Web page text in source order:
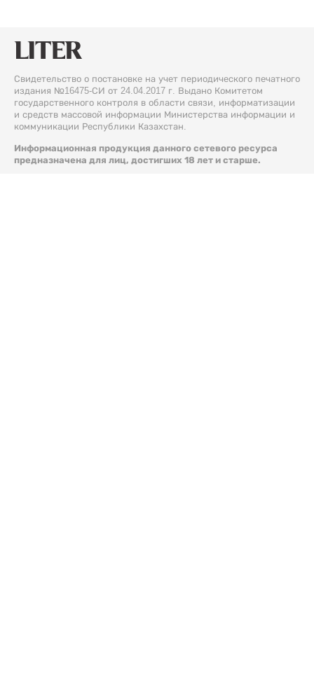
Свидетельство о постановке на учет периодического печатного
издания №16475-СИ от 24.04.2017 г. Выдано Комитетом
государственного контроля в области связи, информатизации
и средств массовой информации Министерства информации и
коммуникации Республики Казахстан.
Информационная продукция данного сетевого ресурса
предназначена для лиц, достигших 18 лет и старше.